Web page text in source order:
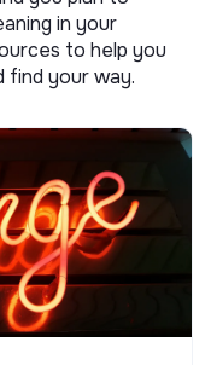
in your
to help you
find your way.